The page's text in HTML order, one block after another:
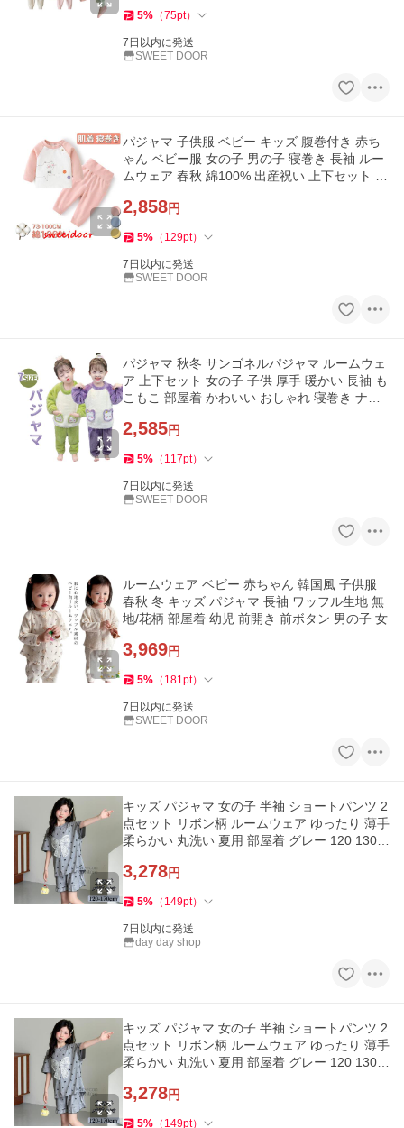
5% （75pt）
7日以内に発送
SWEET DOOR
パジャマ 子供服 ベビー キッズ 腹巻付き 赤ち
ゃん ベビー服 女の子 男の子 寝巻き 長袖 ルー
ムウェア 春秋 綿100% 出産祝い 上下セット か
2,858円
5% （ 129pt）
7日以内に発送
SWEET DOOR
パジャマ 秋冬 サンゴネルパジャマ ルームウェ
ア 上下セット 女の子 子供 厚手 暖かい 長袖 も
こもこ 部屋着 かわいい おしゃれ 寝巻き ナイ
2,585円
5% （ 117pt）
7日以内に発送
SWEET DOOR
ルームウェア ベビー 赤ちゃん 韓国風 子供服
春秋 冬 キッズ パジャマ 長袖 ワッフル生地 無
地/花柄 部屋着 幼児 前開き 前ボタン 男の子 女
3,969円
5% （ 181pt）
7日以内に発送
SWEET DOOR
キッズ パジャマ 女の子 半袖 ショートパンツ 2
点セット リボン柄 ルームウェア ゆったり 薄手
柔らかい 丸洗い 夏用 部屋着 グレー 120 130 1
3,278円
5% （ 149pt）
7日以内に発送
day day shop
キッズ パジャマ 女の子 半袖 ショートパンツ 2
点セット リボン柄 ルームウェア ゆったり 薄手
柔らかい 丸洗い 夏用 部屋着 グレー 120 130 1
3,278円
5% （ 149pt）